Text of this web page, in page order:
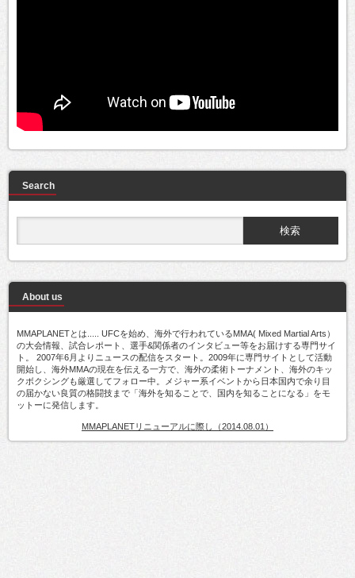
Search
About us
MMAPLANETとは..... UFCを始め、海外で行われているMMA( Mixed Martial Arts）
の大会情報、試合レポート、選手&関係者のインタビュー等をお届けする専門サイ
ト。 2007年6月よりニュースの配信をスタート。2009年に専門サイトとして活動
開始し、海外MMAの現在を伝える一方で、海外の柔術トーナメント、海外のキッ
クボクシングも厳選してフォロー中。メジャー系イベントから日本国内で余り目
の届かない良質の格闘技まで「海外を知ることで、国内を知ることになる」をモ
ットーに発信します。
MMAPLANETリニューアルに際し（2014.08.01）